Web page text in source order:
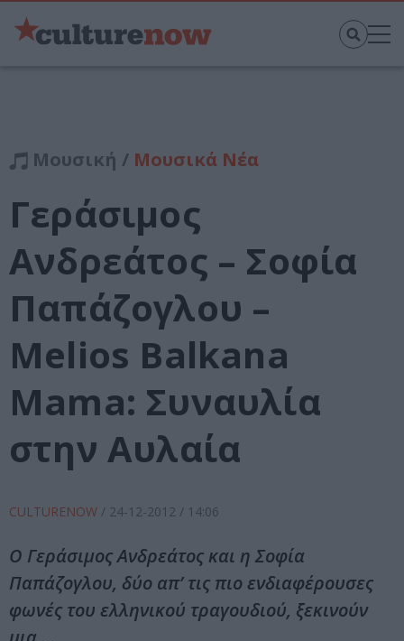
Μουσική / Μουσικά Νέα
Γεράσιμος
Ανδρεάτος – Σοφία
Παπάζογλου –
Melios Balkana
Mama: Συναυλία
στην Αυλαία
CULTURENOW / 24-12-2012 / 14:06
Ο Γεράσιμος Ανδρεάτος και η Σοφία
Παπάζογλου, δύο απ’ τις πιο ενδιαφέρουσες
φωνές του ελληνικού τραγουδιού, ξεκινούν